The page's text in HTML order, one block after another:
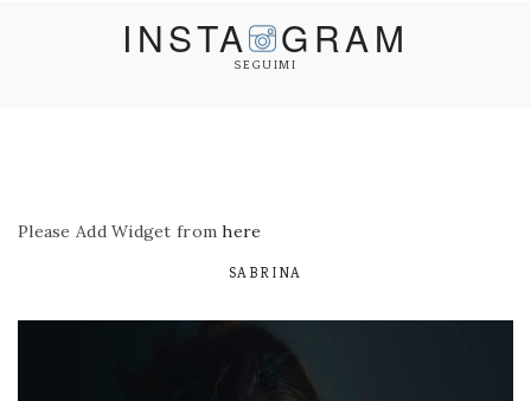
INSTA GRAM
SEGUIMI
Please Add Widget fromhere
SABRINA